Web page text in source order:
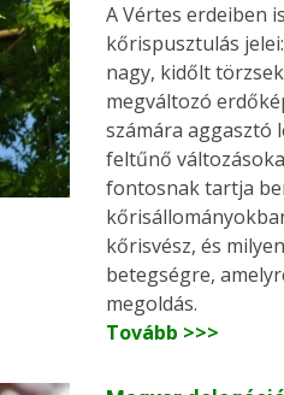
A Vértes erdeiben
kőrispusztulás
nagy, kidőlt
megváltozó
számára aggasztó
feltűnő
fontosnak tartja
kőrisvész, és
betegségre,
megoldás.
Tovább >>>